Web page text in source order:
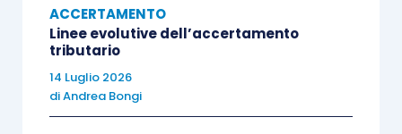
ricostruzione dei corrispettivi delle compravendite
immobiliari».
Pertanto, lanon imponibilità di operazioni di
contosoggiace arigorosa controprova analitica
ACCERTAMENTO
Linee evolutive dell’accertamento
tributario
14 Luglio 2026
diAndrea Bongi